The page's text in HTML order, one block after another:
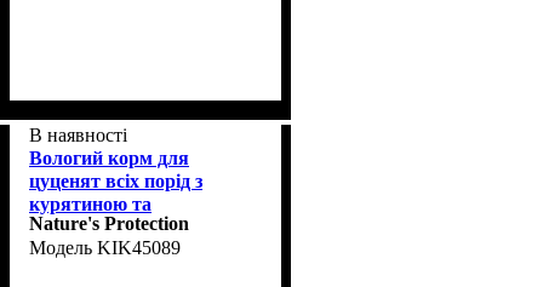
В наявності
Вологий корм для
цуценят всіх порід з
курятиною та
кролятиною Nature's
Protection Puppy chicken &
Nature's Protection
KIK45089